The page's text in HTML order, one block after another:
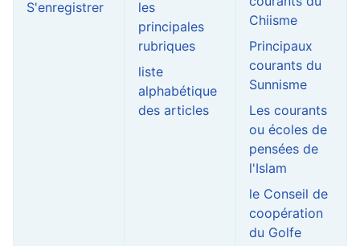
S'enregistrer
les
principales
rubriques
liste
alphabétique
des articles
Chiisme
Principaux
courants du
Sunnisme
Les courants
ou écoles de
pensées de
l'Islam
le Conseil de
coopération
du Golfe